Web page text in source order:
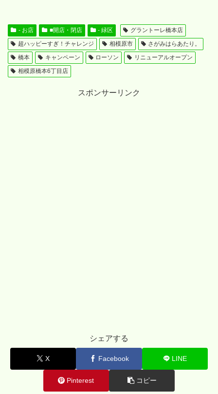
- お店 ■開店・閉店 - 緑区
グラントーレ橋本店
超ハッピーすぎ！チャレンジ
相模原市
さがみはらあたり。
橋本
キャンペーン ローソン
リニューアルオープン
相模原橋本6丁目店
スポンサーリンク
シェアする
X Facebook LINE
Pinterest コピー